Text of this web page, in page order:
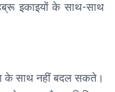
इकाइयों के साथ-साथ
के साथ नहीं बदल सकते।